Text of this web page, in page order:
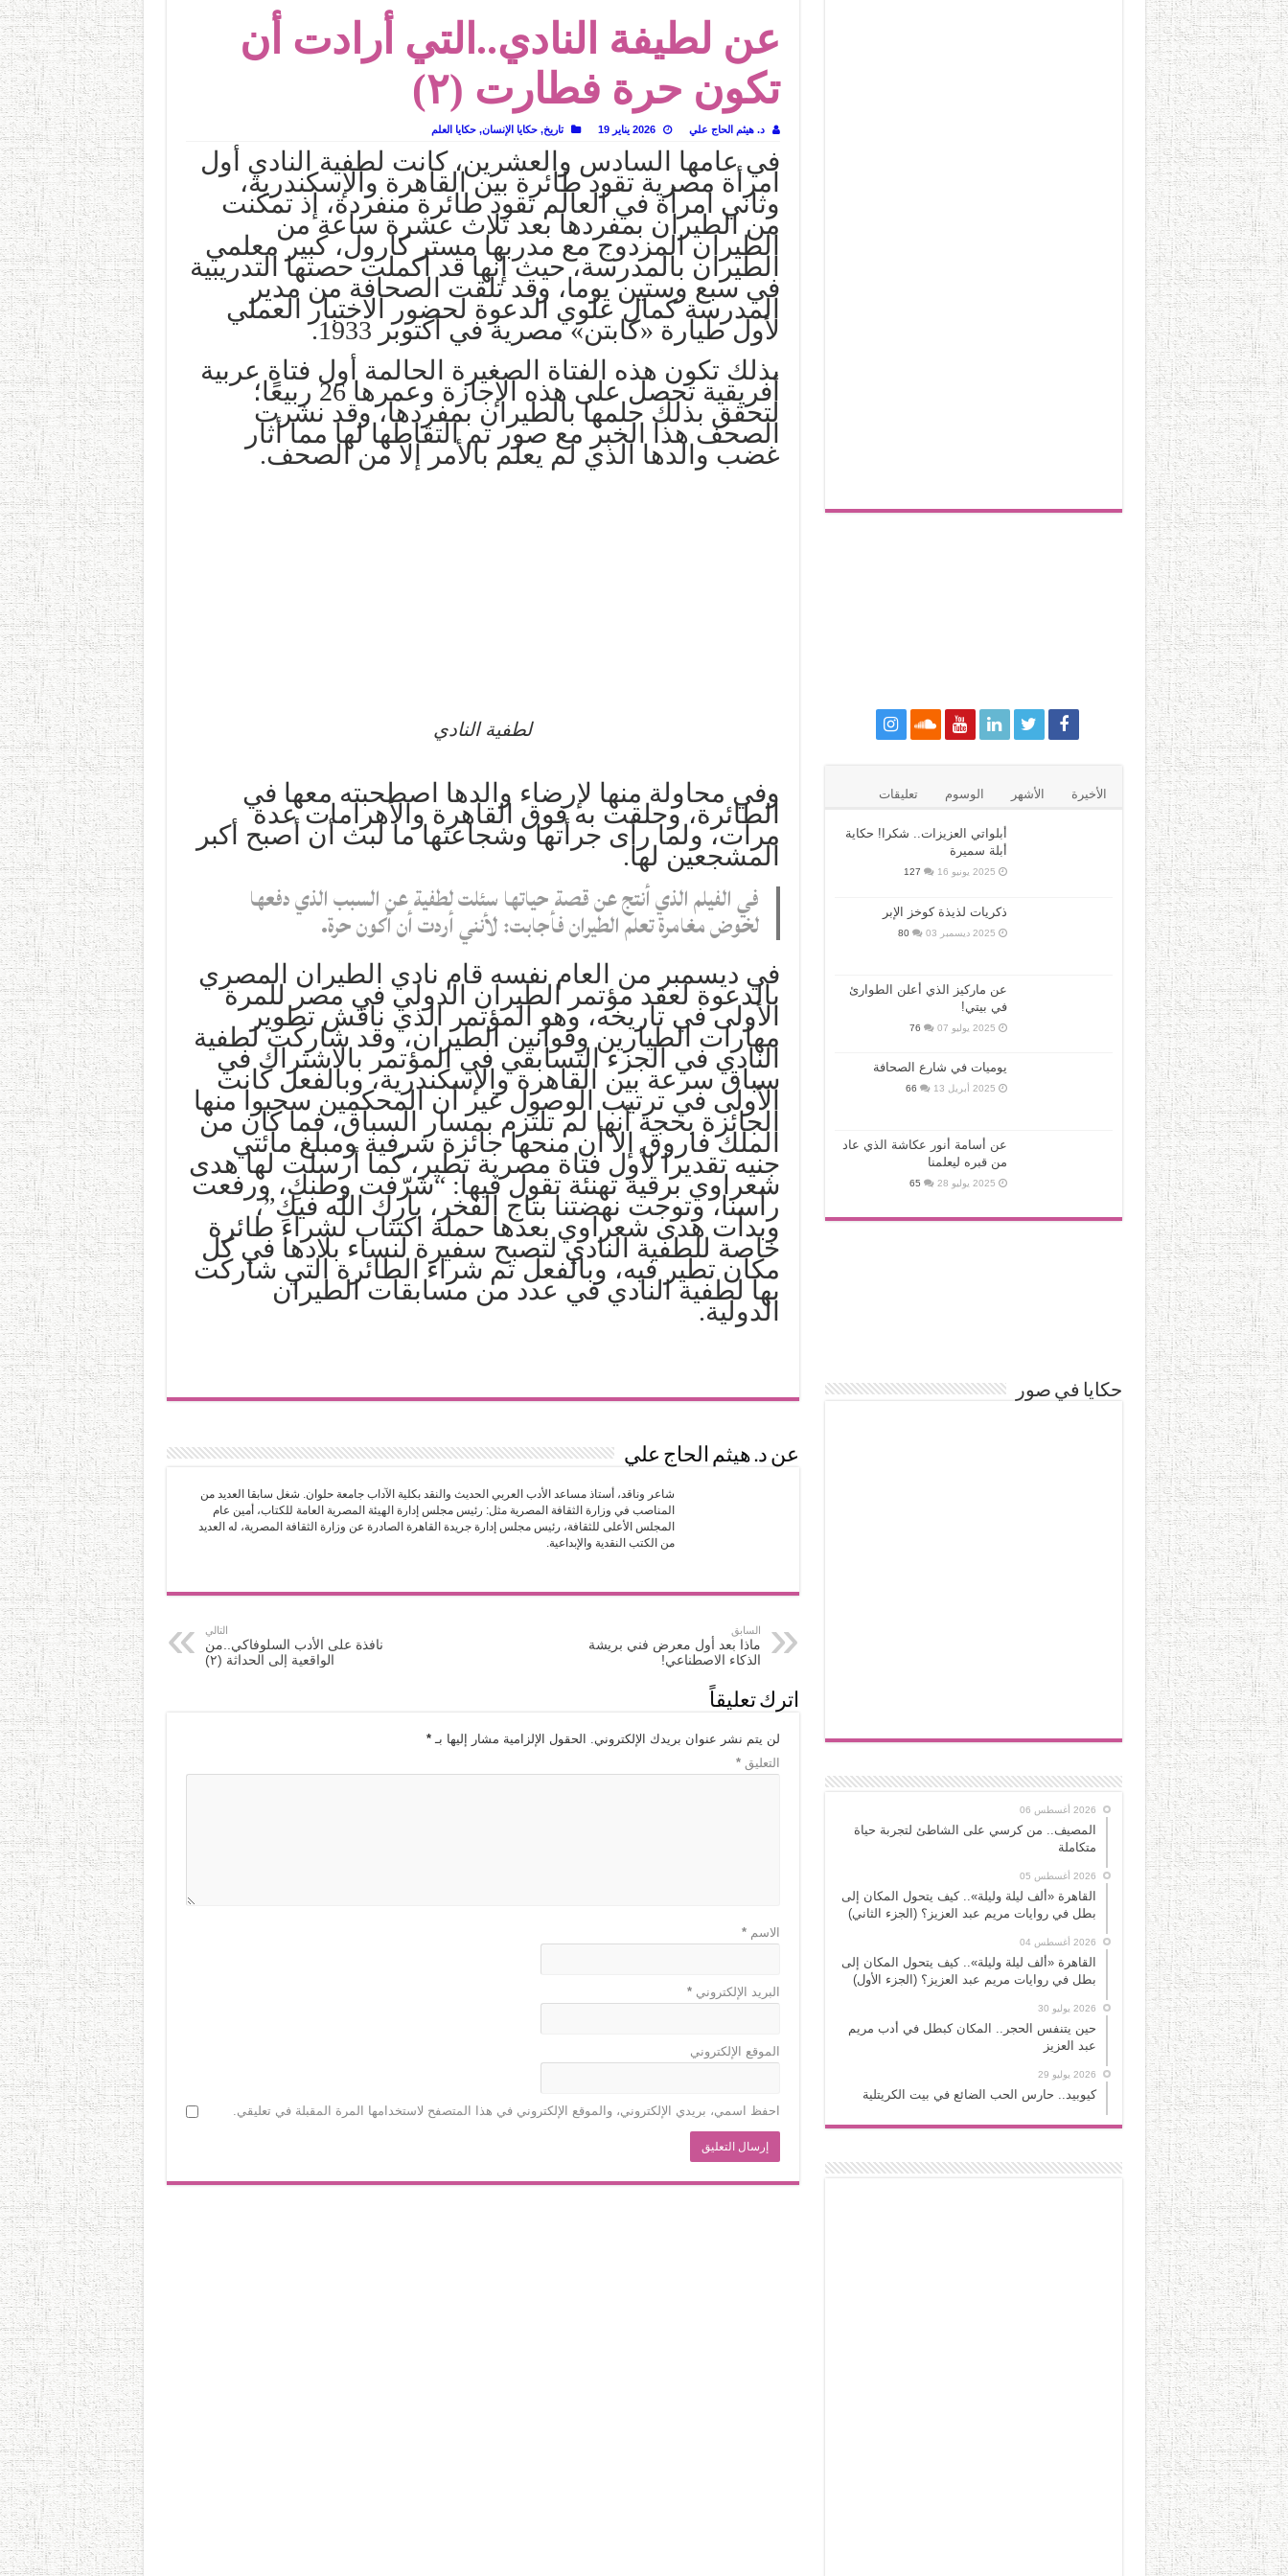
الطعام في الحضارة الإسلامية.. تاريخ يُقرأ بالنكهات
يوم شاهدت زينات صدقي على المسرح وسرحت!عن لطيفة النادي..التي أرادت أن
تكون حرة فطارت (٢)
د. هيثم الحاج علي 2026 يناير 19 تاريخ,حكايا الإنسان,حكايا العلم
في عامها السادس والعشرين، كانت لطفية النادي أول
امرأة مصرية تقود طائرة بين القاهرة والإسكندرية،
وثاني امرأة في العالم تقود طائرة منفردة، إذ تمكنت
من الطيران بمفردها بعد ثلاث عشرة ساعة من
الطيران المزدوج مع مدربها مستر كارول، كبير معلمي
الطيران بالمدرسة، حيث إنها قد أكملت حصتها التدريبية
في سبع وستين يوما، وقد تلقت الصحافة من مدير
المدرسة كمال علوي الدعوة لحضور الاختبار العملي
لأول طيارة «كابتن» مصرية في أكتوبر 1933.
بذلك تكون هذه الفتاة الصغيرة الحالمة أول فتاة عربية
أفريقية تحصل على هذه الإجازة وعمرها 26 ربيعًا؛
لتحقق بذلك حلمها بالطيران بمفردها، وقد نشرت
الصحف هذا الخبر مع صور تم التقاطها لها مما أثار
غضب والدها الذي لم يعلم بالأمر إلا من الصحف.
لطفية النادي
وفي محاولة منها لإرضاء والدها اصطحبته معها في
الطائرة، وحلقت به فوق القاهرة والأهرامات عدة
مرات، ولما رأى جرأتها وشجاعتها ما لبث أن أصبح أكبر
المشجعين لها.
في الفيلم الذي أنتج عن قصة حياتها سئلت لطفية عن السبب الذي دفعها
لخوض مغامرة تعلم الطيران فأجابت: لأنني أردت أن أكون حرة.
في ديسمبر من العام نفسه قام نادي الطيران المصري
بالدعوة لعقد مؤتمر الطيران الدولي في مصر للمرة
الأولى في تاريخه، وهو المؤتمر الذي ناقش تطوير
مهارات الطيارين وقوانين الطيران، وقد شاركت لطفية
النادي في الجزء التسابقي في المؤتمر بالاشتراك في
سباق سرعة بين القاهرة والإسكندرية، وبالفعل كانت
الأولى في ترتيب الوصول غير أن المحكمين سحبوا منها
الجائزة بحجة أنها لم تلتزم بمسار السباق، فما كان من
الملك فاروق إلا أن منحها جائزة شرفية ومبلغ مائتي
جنيه تقديرا لأول فتاة مصرية تطير، كما أرسلت لها هدى
شعراوي برقية تهنئة تقول فيها: “شرّفت وطنكِ، ورفعت
رأسنا، وتوجت نهضتنا بتاج الفخر، بارك الله فيكِ”،
وبدأت هدى شعراوي بعدها حملة اكتتاب لشراء طائرة
خاصة للطفية النادي لتصبح سفيرة لنساء بلادها في كل
مكان تطير فيه، وبالفعل تم شراء الطائرة التي شاركت
بها لطفية النادي في عدد من مسابقات الطيران
الدولية.
عن د. هيثم الحاج علي
شاعر وناقد، أستاذ مساعد الأدب العربي الحديث والنقد بكلية الآداب جامعة حلوان. شغل سابقا العديد من
المناصب في وزارة الثقافة المصرية مثل: رئيس مجلس إدارة الهيئة المصرية العامة للكتاب، أمين عام
المجلس الأعلى للثقافة، رئيس مجلس إدارة جريدة القاهرة الصادرة عن وزارة الثقافة المصرية، له العديد
من الكتب النقدية والإبداعية.
السابق
ماذا بعد أول معرض فني بريشة
الذكاء الاصطناعي!
التالي
نافذة على الأدب السلوفاكي..من
الواقعية إلى الحداثة (٢)
اترك تعليقاً
لن يتم نشر عنوان بريدك الإلكتروني. الحقول الإلزامية مشار إليها بـ*
التعليق*
الاسم*
البريد الإلكتروني*
الموقع الإلكتروني
احفظ اسمي، بريدي الإلكتروني، والموقع الإلكتروني في هذا المتصفح لاستخدامها المرة المقبلة في تعليقي.
الأخيرة الأشهر الوسوم تعليقات
أبلواتي العزيزات.. شكرا! حكاية
أبلة سميرة
2025 يونيو 16 127
ذكريات لذيذة كوخز الإبر
2025 ديسمبر 03 80
عن ماركيز الذي أعلن الطوارئ
في بيتي!
2025 يوليو 07 76
يوميات في شارع الصحافة
2025 أبريل 13 66
عن أسامة أنور عكاشة الذي عاد
من قبره ليعلمنا
2025 يوليو 28 65
حكايا في صور
2026 أغسطس 06
المصيف.. من كرسي على الشاطئ لتجربة حياة
متكاملة
2026 أغسطس 05
القاهرة «ألف ليلة وليلة».. كيف يتحول المكان إلى
بطل في روايات مريم عبد العزيز؟ (الجزء الثاني)
2026 أغسطس 04
القاهرة «ألف ليلة وليلة».. كيف يتحول المكان إلى
بطل في روايات مريم عبد العزيز؟ (الجزء الأول)
2026 يوليو 30
حين يتنفس الحجر.. المكان كبطل في أدب مريم
عبد العزيز
2026 يوليو 29
كيوبيد.. حارس الحب الضائع في بيت الكريتلية